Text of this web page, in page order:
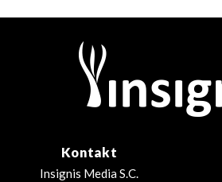
Kontakt
Insignis Media S.C.